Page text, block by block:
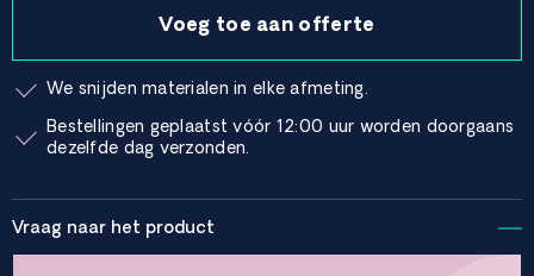
Voeg toe aan offerte
We snijden materialen in elke afmeting.
Bestellingen geplaatst vóór 12:00 uur worden doorgaans
dezelfde dag verzonden.
Vraag naar het product